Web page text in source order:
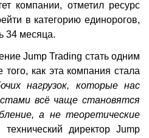
компании, отметил ресурс
в категорию единорогов,
34 месяца.
Jump Trading стать одним
как эта компания стала
нагрузок, которые нас
всё чаще становятся
а не теоретические
технический директор Jump